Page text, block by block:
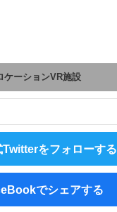
ケーションVR施設
Twitterをフォローする
でシェアする